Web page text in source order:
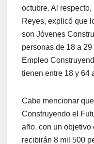
octubre. Al
Reyes, explicó que
son Jóvenes
personas de 18 a
Empleo
tienen entre 18 y 64
Cabe mencionar
Construyendo el
año, con un objetivo
recibirán 8 mil 500